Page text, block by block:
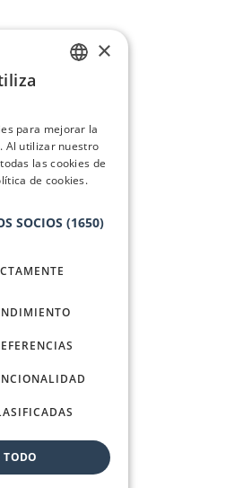
×
para mejorar la
Al utilizar nuestro
las cookies de
de cookies.
SOCIOS (1650)
TODO